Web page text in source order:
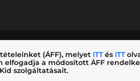
(ÁFF), melyet ITTés ITT
a módosított ÁFF
szolgáltatásait.